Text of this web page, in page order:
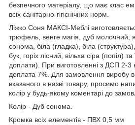
безпечного матеріалу, що має клас
всіх санітарно-гігієнічних норм.
Ліжко Соня МАКСІ-Меблі
трюфель, венге магія, дуб молочний,
сонома, біла (гладка), біла (структура),
бук, горіх лісний, вільха сіра (попіл)
доплати). При виготовленні з ДСП 2-3
доплата 7%. Для замовлення виробу в
вказаного в назві товару, просимо
колір у будь-якому коментарі до
Колір - Дуб сонома.
Кромка всіх елементів - ПВХ 0,5 мм